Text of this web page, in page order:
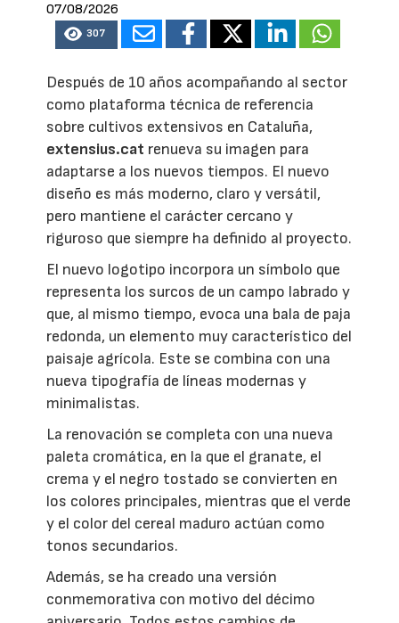
07/08/2026
307
Después de 10 años acompañando al sector
como plataforma técnica de referencia
sobre cultivos extensivos en Cataluña,
extensius.cat renueva su imagen para
adaptarse a los nuevos tiempos. El nuevo
diseño es más moderno, claro y versátil,
pero mantiene el carácter cercano y
riguroso que siempre ha definido al proyecto.
El nuevo logotipo incorpora un símbolo que
representa los surcos de un campo labrado y
que, al mismo tiempo, evoca una bala de paja
redonda, un elemento muy característico del
paisaje agrícola. Este se combina con una
nueva tipografía de líneas modernas y
minimalistas.
La renovación se completa con una nueva
paleta cromática, en la que el granate, el
crema y el negro tostado se convierten en
los colores principales, mientras que el verde
y el color del cereal maduro actúan como
tonos secundarios.
Además, se ha creado una versión
conmemorativa con motivo del décimo